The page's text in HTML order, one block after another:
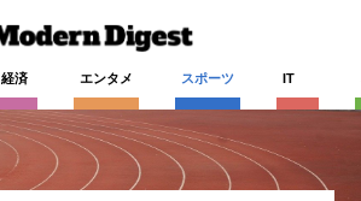
経済 エンタメ スポーツ IT